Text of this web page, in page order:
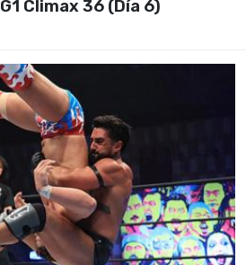
Climax 36 (Día 6)